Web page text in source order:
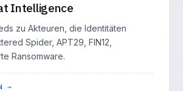
Intelligence
zu Akteuren, die Identitäten
Spider, APT29, FIN12,
Ransomware.
→